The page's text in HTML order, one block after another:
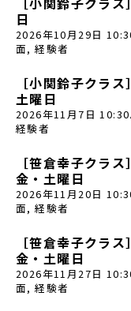
日
2026年10月29日
面,経験者
［小関鈴子クラ
土曜日
2026年11月7日 10:30
経験者
［笹倉幸子クラ
金・土曜日
2026年11月20日
面,経験者
［笹倉幸子クラ
金・土曜日
2026年11月27日
面,経験者